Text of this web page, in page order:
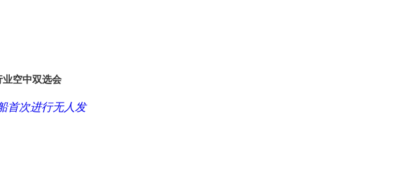
业空中双选会